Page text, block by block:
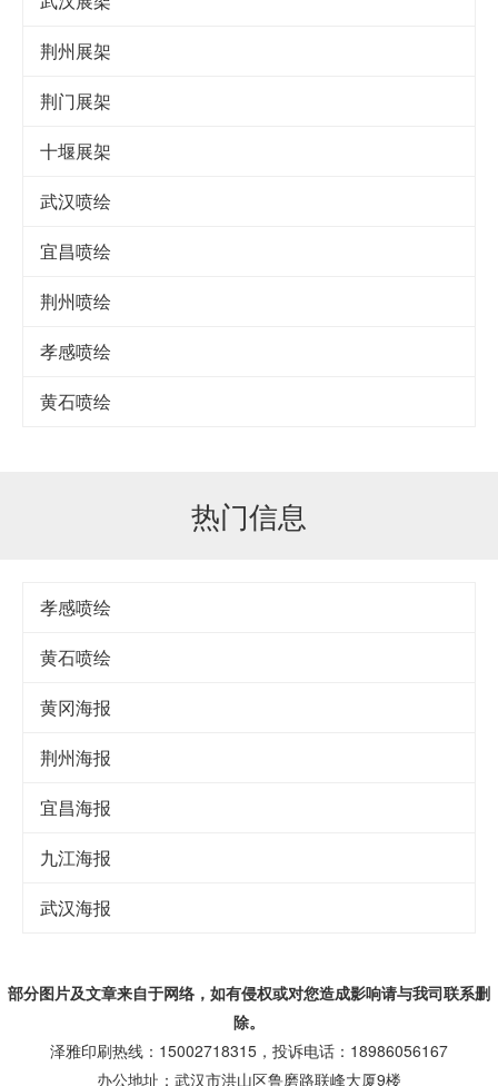
荆州展架
荆门展架
十堰展架
武汉喷绘
宜昌喷绘
荆州喷绘
孝感喷绘
黄石喷绘
热门信息
孝感喷绘
黄石喷绘
黄冈海报
荆州海报
宜昌海报
九江海报
武汉海报
部分图片及文章来自于网络，如有侵权或对您造成影响请与我司联系删
除。
泽雅印刷热线：15002718315，投诉电话：18986056167
办公地址：武汉市洪山区鲁磨路联峰大厦9楼